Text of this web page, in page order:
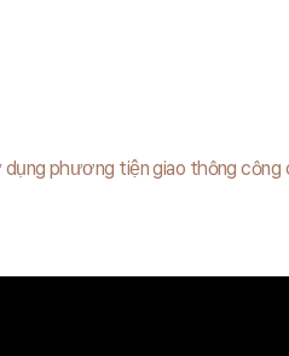
phương tiện giao thông công